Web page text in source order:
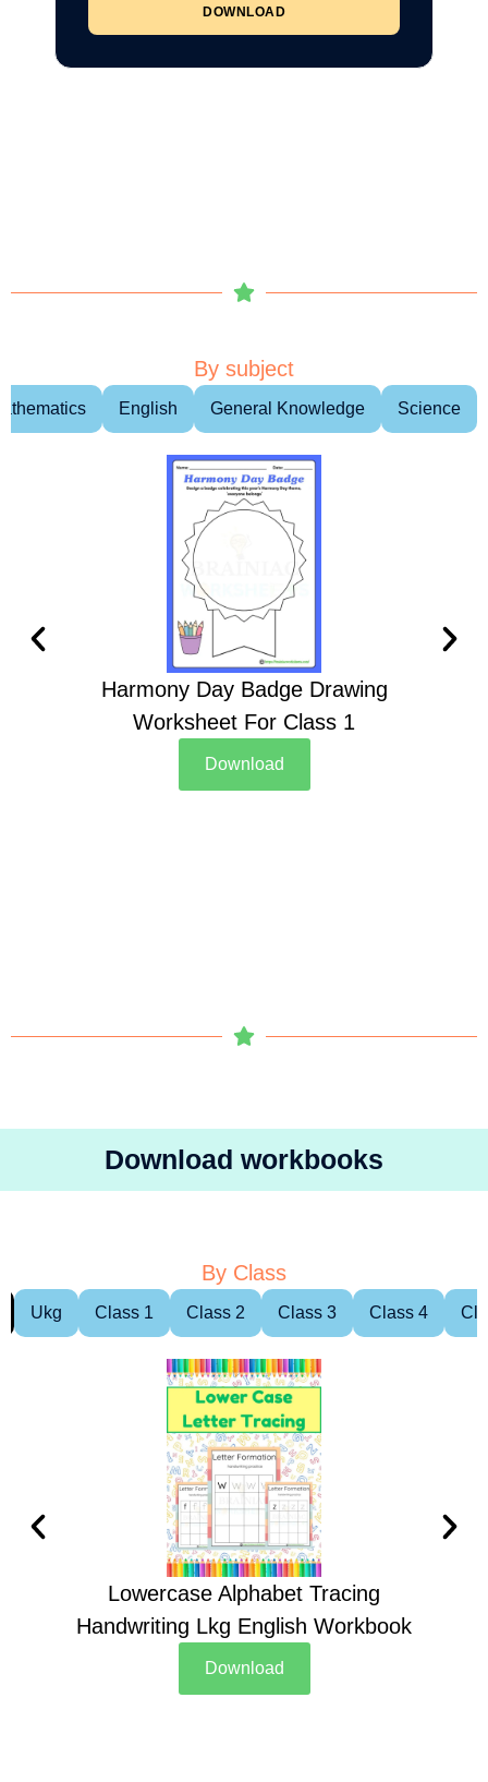
DOWNLOAD
By subject
English General Knowledge Science
Harmony Day Badge Drawing
Worksheet For Class 1
Download
Download workbooks
By Class
Ukg Class 1 Class 2 Class 3 Class 4
Lowercase Alphabet Tracing
Handwriting Lkg English Workbook
Download